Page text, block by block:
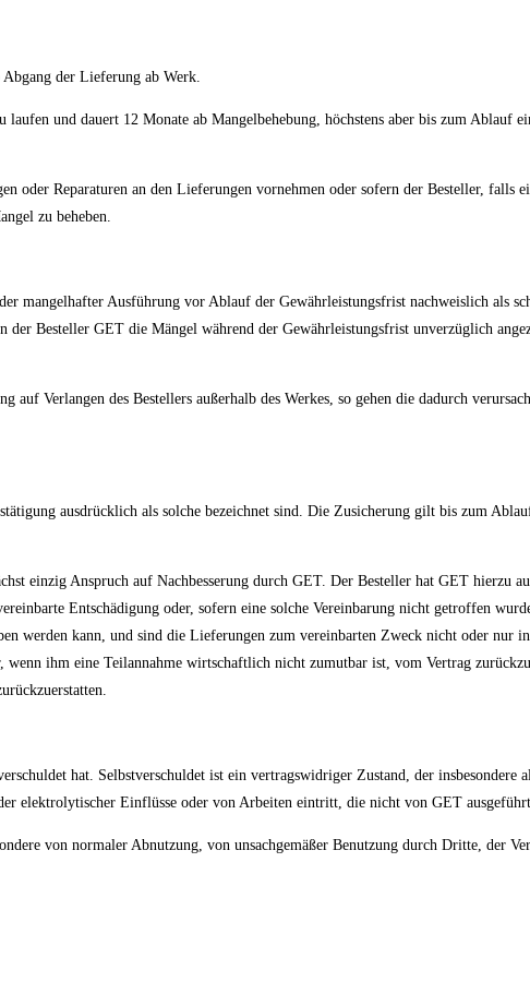
der Lieferung ab Werk.
und dauert 12 Monate ab Mangelbehebung, höchstens aber bis zum Ablauf
oder Reparaturen an den Lieferungen vornehmen oder sofern der Besteller, falls
zu beheben.
mangelhafter Ausführung vor Ablauf der Gewährleistungsfrist nachweislich als
der Besteller GET die Mängel während der Gewährleistungsfrist unverzüglich
Verlangen des Bestellers außerhalb des Werkes, so gehen die dadurch
ausdrücklich als solche bezeichnet sind. Die Zusicherung gilt bis zum
einzig Anspruch auf Nachbesserung durch GET. Der Besteller hat GET hierzu
Entschädigung oder, sofern eine solche Vereinbarung nicht getroffen
werden kann, und sind die Lieferungen zum vereinbarten Zweck nicht oder nur
ihm eine Teilannahme wirtschaftlich nicht zumutbar ist, vom Vertrag
hat. Selbstverschuldet ist ein vertragswidriger Zustand, der insbesondere
elektrolytischer Einflüsse oder von Arbeiten eintritt, die nicht von GET ausgeführt
von normaler Abnutzung, von unsachgemäßer Benutzung durch Dritte, der